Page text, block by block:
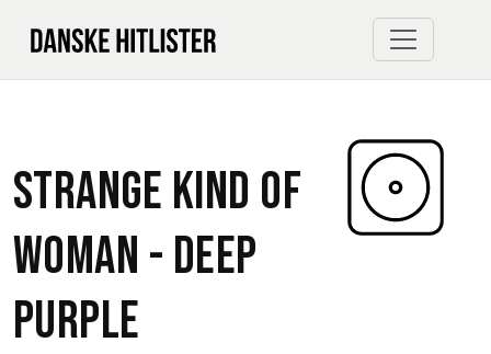
Strange Kind Of
Woman - Deep
Purple